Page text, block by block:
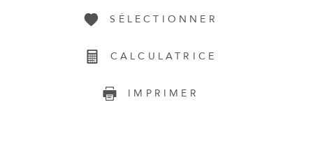
SÉLECTIONNER
CALCULATRICE
IMPRIMER